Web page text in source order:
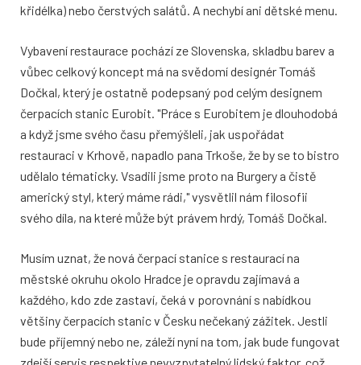
křidélka) nebo čerstvých salátů. A nechybí ani dětské menu.
Vybavení restaurace pochází ze Slovenska, skladbu barev a
vůbec celkový koncept má na svědomí designér Tomáš
Dočkal, který je ostatně podepsaný pod celým designem
čerpacích stanic Eurobit. "Práce s Eurobitem je dlouhodobá
a když jsme svého času přemýšleli, jak uspořádat
restauraci v Krhově, napadlo pana Trkoše, že by se to bistro
udělalo tématicky. Vsadili jsme proto na Burgery a čistě
americký styl, který máme rádi," vysvětlil nám filosofii
svého díla, na které může být právem hrdý, Tomáš Dočkal.
Musím uznat, že nová čerpací stanice s restaurací na
městské okruhu okolo Hradce je opravdu zajímavá a
každého, kdo zde zastaví, čeká v porovnání s nabídkou
většiny čerpacích stanic v Česku nečekaný zážitek. Jestli
bude příjemný nebo ne, záleží nyní na tom, jak bude fungovat